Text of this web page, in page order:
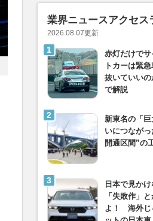
業界ニュースアクセス
2026.08.07更新
赤灯だけで
トカーは緊
抜いていい
で解説
新東名の「
いにつなが
開通区間”の
日本で見か
「失敗作」
よ！ 海外じ